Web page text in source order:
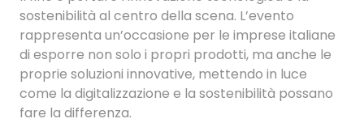
sostenibilità al centro della scena. L’evento
rappresenta un’occasione per le imprese italiane
di esporre non solo i propri prodotti, ma anche le
proprie soluzioni innovative, mettendo in luce
come la digitalizzazione e la sostenibilità possano
fare la differenza.